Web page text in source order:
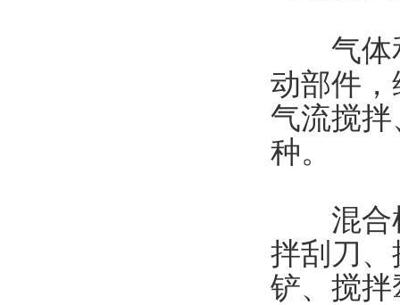
气体和
动部件
气流搅
种。
混合机
拌刮刀
铲、搅